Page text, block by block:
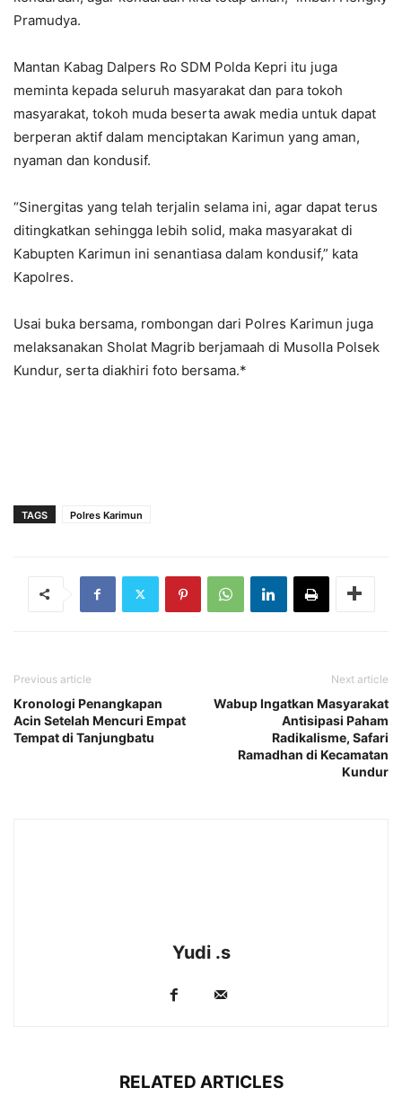
Pramudya.
Mantan Kabag Dalpers Ro SDM Polda Kepri itu juga
meminta kepada seluruh masyarakat dan para tokoh
masyarakat, tokoh muda beserta awak media untuk dapat
berperan aktif dalam menciptakan Karimun yang aman,
nyaman dan kondusif.
“Sinergitas yang telah terjalin selama ini, agar dapat terus
ditingkatkan sehingga lebih solid, maka masyarakat di
Kabupten Karimun ini senantiasa dalam kondusif,” kata
Kapolres.
Usai buka bersama, rombongan dari Polres Karimun juga
melaksanakan Sholat Magrib berjamaah di Musolla Polsek
Kundur, serta diakhiri foto bersama.*
TAGS Polres Karimun
Previous article
Kronologi Penangkapan
Acin Setelah Mencuri Empat
Tempat di Tanjungbatu
Next article
Wabup Ingatkan Masyarakat
Antisipasi Paham
Radikalisme, Safari
Ramadhan di Kecamatan
Kundur
Yudi .s
RELATED ARTICLES